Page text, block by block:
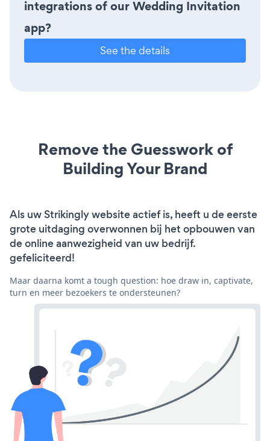
integrations of our Wedding Invitation
app?
See the details
Remove the Guesswork of
Building Your Brand
Als uw Strikingly website actief is, heeft u de eerste
grote uitdaging overwonnen bij het opbouwen van
de online aanwezigheid van uw bedrijf.
gefeliciteerd!
Maar daarna komt a tough question: hoe draw in, captivate,
turn en meer bezoekers te ondersteunen?